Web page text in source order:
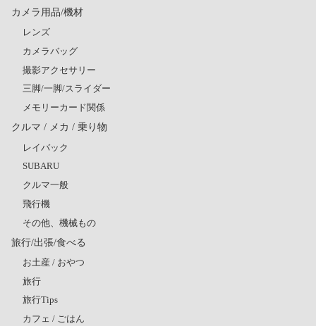
カメラ用品/機材
レンズ
カメラバッグ
撮影アクセサリー
三脚/一脚/スライダー
メモリーカード関係
クルマ / メカ / 乗り物
レイバック
SUBARU
クルマ一般
飛行機
その他、機械もの
旅行/出張/食べる
お土産 / おやつ
旅行
旅行Tips
カフェ / ごはん